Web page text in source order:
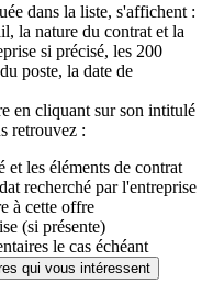
dans la liste, s'affichent :
la nature du contrat et la
si précisé, les 200
poste, la date de
en cliquant sur son intitulé
retrouvez :
et les éléments de contrat
recherché par l'entreprise
à cette offre
(si présente)
le cas échéant
qui vous intéressent